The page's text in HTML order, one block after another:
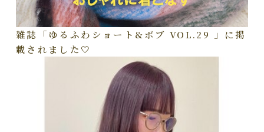
雑誌「ゆるふわショート&ボブ VOL.29 」に掲
載されました🤍